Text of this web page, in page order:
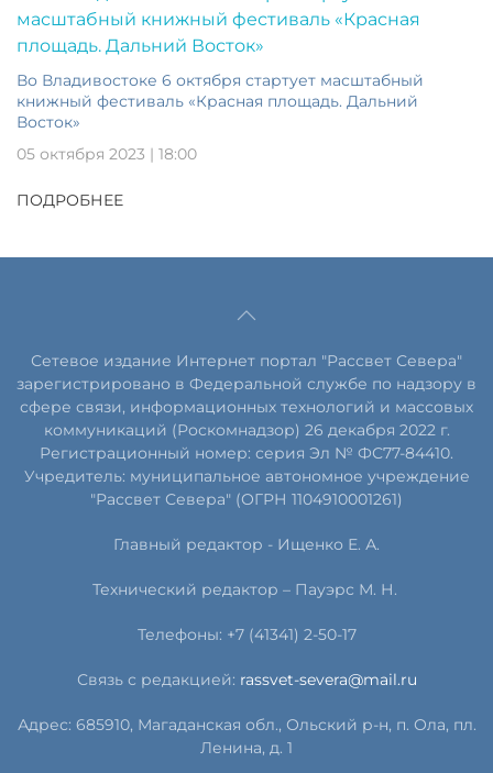
Во Владивостоке 6 октября стартует масштабный
книжный фестиваль «Красная площадь. Дальний
Восток»
05 октября 2023 | 18:00
ПОДРОБНЕЕ
Сетевое издание Интернет портал "Рассвет Севера"
зарегистрировано в Федеральной службе по надзору в
сфере связи, информационных технологий и массовых
коммуникаций (Роскомнадзор) 26 декабря 2022 г.
Регистрационный номер: серия Эл № ФС77-84410.
Учредитель: муниципальное автономное учреждение
"Рассвет Севера" (ОГРН 1104910001261)
Главный редактор - Ищенко Е. А.
Технический редактор – Пауэрс М. Н.
Телефоны: +7 (41341) 2-50-17
Связь с редакцией: rassvet-severa@mail.ru
Адрес: 685910, Магаданская обл., Ольский р-н, п. Ола, пл.
Ленина, д. 1